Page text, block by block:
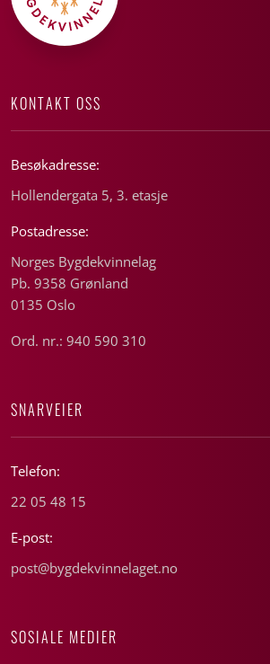
KONTAKT OSS
Besøkadresse:
Hollendergata 5, 3. etasje
Postadresse:
Norges Bygdekvinnelag
Pb. 9358 Grønland
0135 Oslo
Ord. nr.: 940 590 310
SNARVEIER
Telefon:
22 05 48 15
E-post:
post@bygdekvinnelaget.no
SOSIALE MEDIER